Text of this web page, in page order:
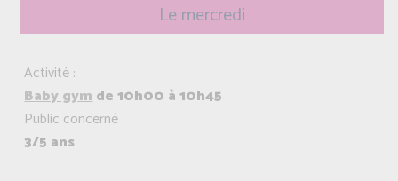
Le mercredi
Activité :
Baby gymde 10h00 à 10h45
Public concerné :
3/5 ans